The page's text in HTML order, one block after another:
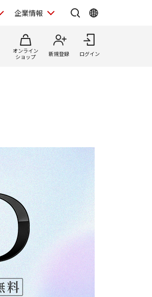
企業情報
オンライン
ショップ
新規登録 ログイン